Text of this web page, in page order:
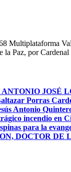
Multiplataforma
Paz, por
JOSÉ
Porras
Antonio
incendio en
para la
DOCTOR DE